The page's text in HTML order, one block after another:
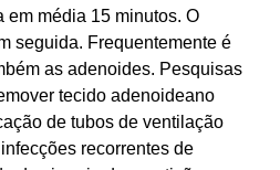
em média 15 minutos. O
seguida. Frequentemente é
as adenoides. Pesquisas
tecido adenoideano
de tubos de ventilação
recorrentes de